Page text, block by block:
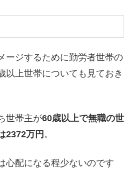
ージするために勤労者世帯の
以上世帯についても見ておき
世帯主が60歳以上で無職の世
2372万円。
心配になる程少ないのです